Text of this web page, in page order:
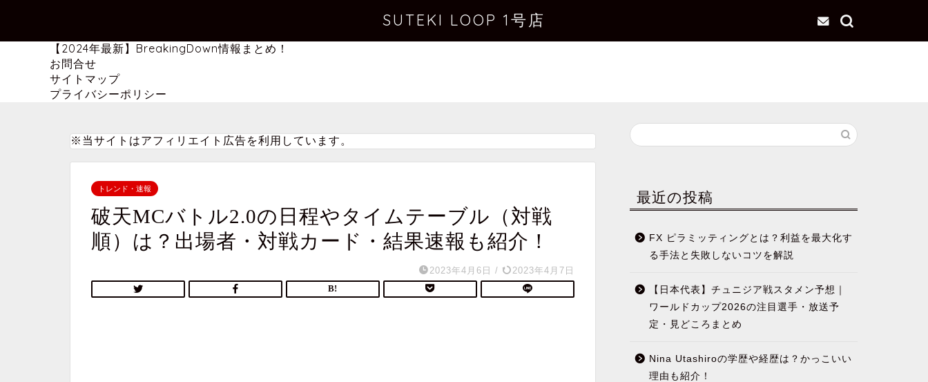
SUTEKI LOOP 1号店
【2024年最新】BreakingDown情報まとめ！
お問合せ
サイトマップ
プライバシーポリシー
※当サイトはアフィリエイト広告を利用しています。
トレンド・速報
破天MCバトル2.0の日程やタイムテーブル（対戦
順）は？出場者・対戦カード・結果速報も紹介！
2023年4月6日 / 2023年4月7日
最近の投稿
FX ピラミッティングとは？利益を最大化す
る手法と失敗しないコツを解説
【日本代表】チュニジア戦スタメン予想｜
ワールドカップ2026の注目選手・放送予
定・見どころまとめ
Nina Utashiroの学歴や経歴は？かっこいい
理由も紹介！